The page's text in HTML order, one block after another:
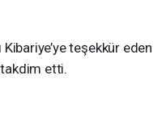
teşekkür eden
takdim etti.